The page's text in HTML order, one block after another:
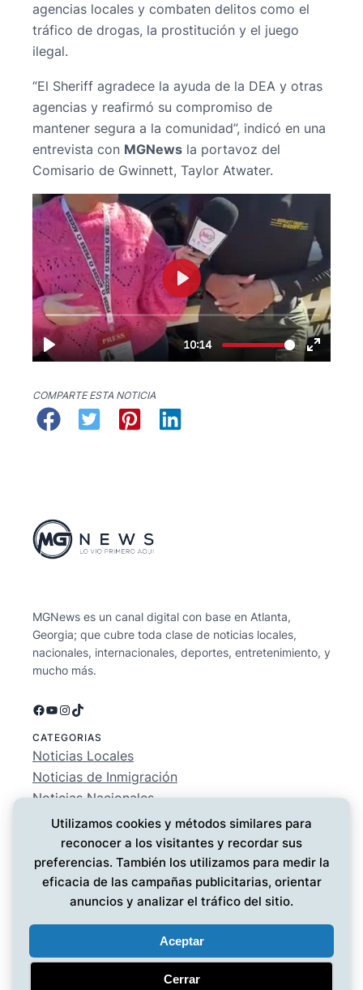
agencias locales y combaten delitos como el
tráfico de drogas, la prostitución y el juego
ilegal.
“El Sheriff agradece la ayuda de la DEA y otras
agencias y reafirmó su compromiso de
mantener segura a la comunidad”, indicó en una
entrevista con MGNews la portavoz del
Comisario de Gwinnett, Taylor Atwater.
COMPARTE ESTA NOTICIA
MGNews es un canal digital con base en Atlanta,
Georgia; que cubre toda clase de noticias locales,
nacionales, internacionales, deportes, entretenimiento, y
mucho más.
Facebook
YouTube
Instagram
TikTok
CATEGORIAS
Noticias Locales
Noticias de Inmigración
Noticias Nacionales
Deportes
Entretenimiento
EMPRESA
Conócenos
Política de Privacidad
Utilizamos cookies y métodos similares para
reconocer a los visitantes y recordar sus
preferencias. También los utilizamos para medir la
eficacia de las campañas publicitarias, orientar
anuncios y analizar el tráfico del sitio.
Aceptar
Cerrar